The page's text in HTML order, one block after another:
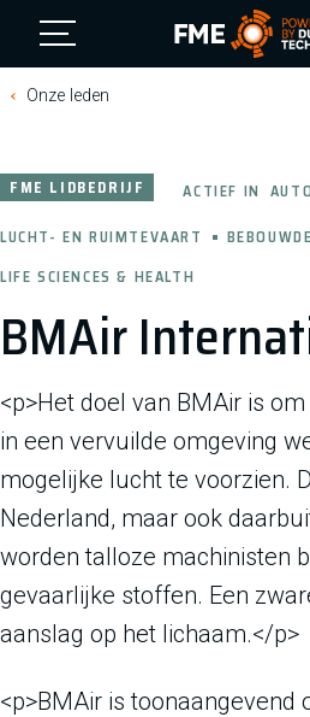
FME Logo, to
Onze leden
BMAir
FME LIDBEDRIJF ACTIEF IN
LUCHT- EN RUIMTEVAART
LIFE SCIENCES & HEALTH
<p>Het doel van BMAir is
in een vervuilde omgeving
mogelijke lucht te voorzien.
Nederland, maar ook
worden talloze machinisten
gevaarlijke stoffen. Een
aanslag op het lichaam.</p>
<p>BMAir is toonaangevend